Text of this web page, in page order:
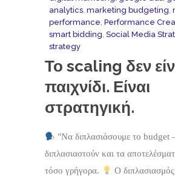
analytics, marketing budgeting,
performance, Performance
smart bidding, Social Media
strategy
Το scaling δεν
παιχνίδι. Είναι
στρατηγική.
"Να διπλασιάσουμε το
διπλασιαστούν και τα
τόσο γρήγορα.
Ο